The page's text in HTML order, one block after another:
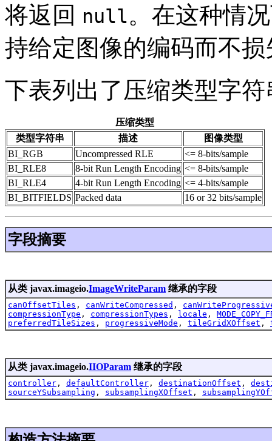
将返回 null。在这种情
持给定图像的编码而不
下表列出了压缩类型字
压缩类型
类型字符串
描述
图像类型
BI_RGB
Uncompressed RLE
<= 8-bits/sample
BI_RLE8
8-bit Run Length Encoding <= 8-bits/sample
BI_RLE4
4-bit Run Length Encoding <= 4-bits/sample
BI_BITFIELDS Packed data 16 or 32 bits/sample
字段摘要
从类 javax.imageio.ImageWriteParam 继承的字段
canOffsetTiles , canWriteCompressed ,
compressionType , compressionTypes , locale ,
preferredTileSizes , progressiveMode , tileGridXOffset ,
从类 javax.imageio.IIOParam 继承的字段
controller , defaultController , destinationOffset ,
sourceYSubsampling , subsamplingXOffset ,